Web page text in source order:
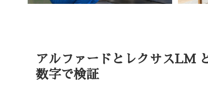
アルファードとレクサスLM
数字で検証